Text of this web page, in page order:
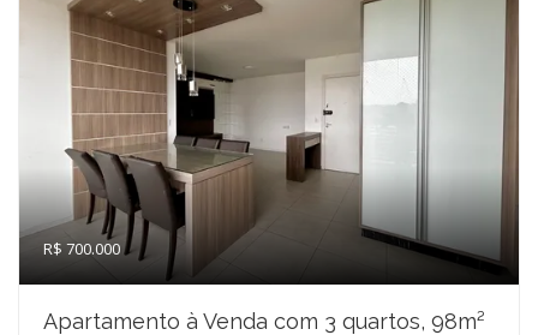
R$ 700.000
Apartamento à Venda com 3 quartos, 98m²